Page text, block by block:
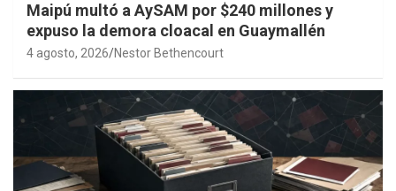
Maipú multó a AySAM por $240 millones y
expuso la demora cloacal en Guaymallén
4 agosto, 2026 Nestor Bethencourt